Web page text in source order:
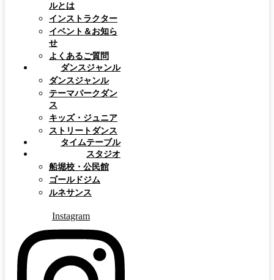
ルとは
インストラクター
イベント＆お知ら
せ
よくあるご質問
ダンスジャンル
ダンスジャンル
テーマパークダン
ス
キッズ・ジュニア
ストリートダンス
タイムテーブル
スタジオ
船堀校・公民館
ゴールドジム
ルネサンス
Instagram